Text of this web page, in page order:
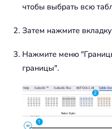
чтобы выбрать всю
Затем нажмите
Нажмите меню
границы".